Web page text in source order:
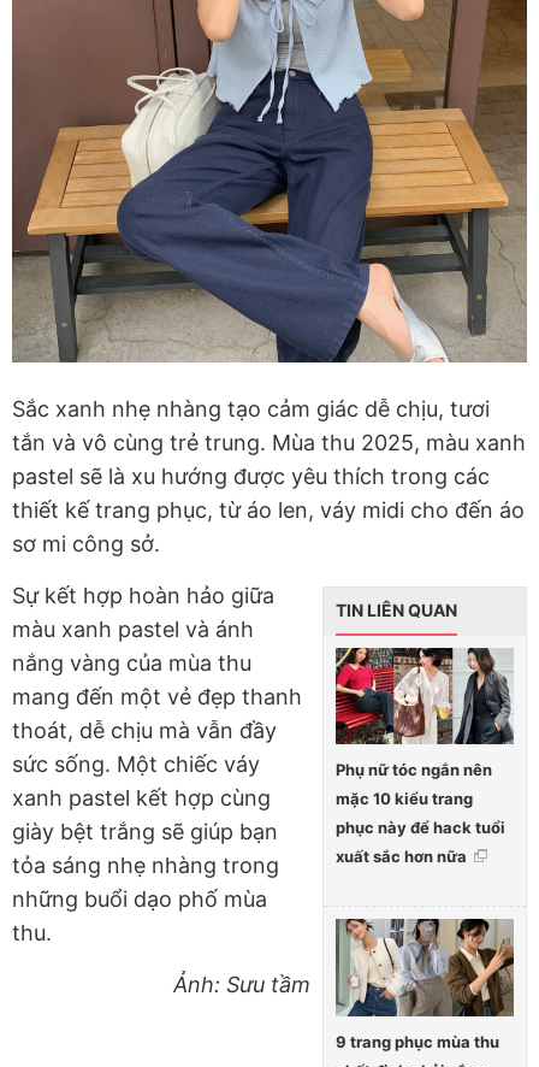
Sắc xanh nhẹ nhàng tạo cảm giác dễ chịu, tươi
tắn và vô cùng trẻ trung. Mùa thu 2025, màu xanh
pastel sẽ là xu hướng được yêu thích trong các
thiết kế trang phục, từ áo len, váy midi cho đến áo
sơ mi công sở.
TIN LIÊN QUAN
Phụ nữ tóc ngắn nên
mặc 10 kiểu trang
phục này để hack tuổi
xuất sắc hơn nữa
9 trang phục mùa thu
Sự kết hợp hoàn hảo giữa
màu xanh pastel và ánh
nắng vàng của mùa thu
mang đến một vẻ đẹp thanh
thoát, dễ chịu mà vẫn đầy
sức sống. Một chiếc váy
xanh pastel kết hợp cùng
giày bệt trắng sẽ giúp bạn
tỏa sáng nhẹ nhàng trong
những buổi dạo phố mùa
thu.
Ảnh: Sưu tầm